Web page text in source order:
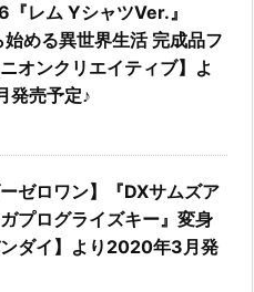
『レム YシャツVer.』
める異世界生活 完成品フ
オンクリエイティブ】よ
発売予定♪
ーゼロワン】『DXサムズア
プログライズキー』変身
ダイ】より2020年3月発